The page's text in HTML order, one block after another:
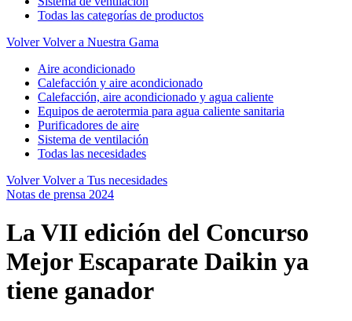
Todas las categorías de productos
Volver Volver a Nuestra Gama
Aire acondicionado
Calefacción y aire acondicionado
Calefacción, aire acondicionado y agua caliente
Equipos de aerotermia para agua caliente sanitaria
Purificadores de aire
Sistema de ventilación
Todas las necesidades
Volver Volver a Tus necesidades
Notas de prensa 2024
La VII edición del Concurso
Mejor Escaparate Daikin ya
tiene ganador